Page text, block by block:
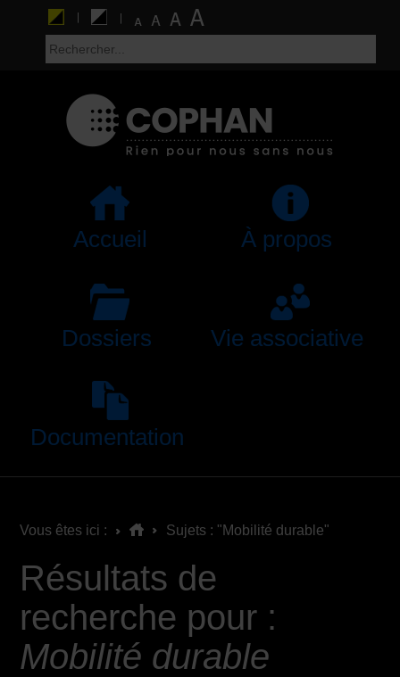
Accueil À propos
Dossiers Vie associative
Documentation
Vous êtes ici : Sujets : "Mobilité durable"
Résultats de
recherche pour :
Mobilité durable